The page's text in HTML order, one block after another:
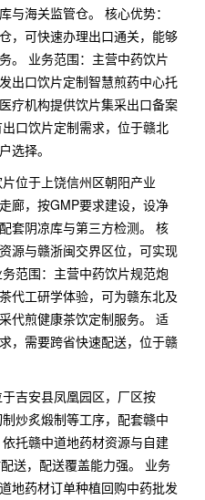
与海关监管仓。 核心优势：
，可快速办理出口通关，能够
。 业务范围：主营中药饮片
出口饮片定制智慧煎药中心托
疗机构提供饮片集采出口备案
口饮片定制需求，位于赣北
选择。
位于上饶信州区朝阳产业
廊，按GMP要求建设，设净
套阴凉库与第三方检测。 核
源与赣浙闽交界区位，可实现
范围：主营中药饮片规范炮
代工研学体验，可为赣东北及
代煎健康茶饮定制服务。 适
，需要跨省快速配送，位于赣
吉安县凤凰园区，厂区按
炒炙煅制等工序，配套赣中
托赣中道地药材资源与自建
送，配送覆盖能力强。 业务
地药材订单种植回购中药批发